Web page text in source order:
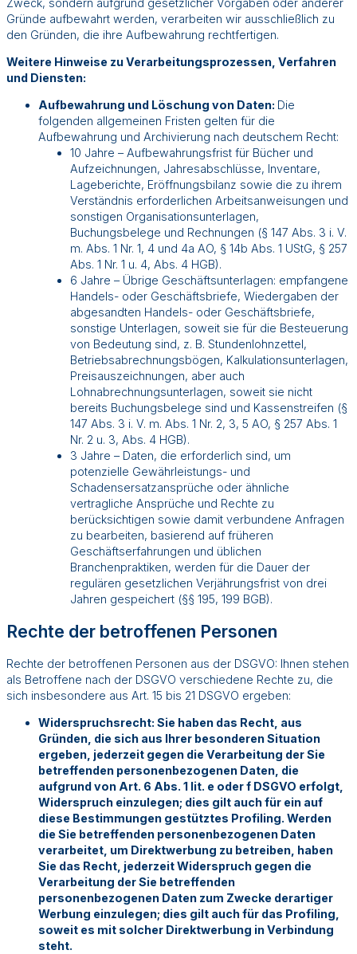
Gründe aufbewahrt werden, verarbeiten wir ausschließlich zu
den Gründen, die ihre Aufbewahrung rechtfertigen.
Weitere Hinweise zu Verarbeitungsprozessen, Verfahren
und Diensten:
Aufbewahrung und Löschung von Daten: Die
folgenden allgemeinen Fristen gelten für die
Aufbewahrung und Archivierung nach deutschem Recht:
10 Jahre – Aufbewahrungsfrist für Bücher und
Aufzeichnungen, Jahresabschlüsse, Inventare,
Lageberichte, Eröffnungsbilanz sowie die zu ihrem
Verständnis erforderlichen Arbeitsanweisungen und
sonstigen Organisationsunterlagen,
Buchungsbelege und Rechnungen (§ 147 Abs. 3 i. V.
m. Abs. 1 Nr. 1, 4 und 4a AO, § 14b Abs. 1 UStG, § 257
Abs. 1 Nr. 1 u. 4, Abs. 4 HGB).
6 Jahre – Übrige Geschäftsunterlagen: empfangene
Handels- oder Geschäftsbriefe, Wiedergaben der
abgesandten Handels- oder Geschäftsbriefe,
sonstige Unterlagen, soweit sie für die Besteuerung
von Bedeutung sind, z. B. Stundenlohnzettel,
Betriebsabrechnungsbögen, Kalkulationsunterlagen,
Preisauszeichnungen, aber auch
Lohnabrechnungsunterlagen, soweit sie nicht
bereits Buchungsbelege sind und Kassenstreifen (§
147 Abs. 3 i. V. m. Abs. 1 Nr. 2, 3, 5 AO, § 257 Abs. 1
Nr. 2 u. 3, Abs. 4 HGB).
3 Jahre – Daten, die erforderlich sind, um
potenzielle Gewährleistungs- und
Schadensersatzansprüche oder ähnliche
vertragliche Ansprüche und Rechte zu
berücksichtigen sowie damit verbundene Anfragen
zu bearbeiten, basierend auf früheren
Geschäftserfahrungen und üblichen
Branchenpraktiken, werden für die Dauer der
regulären gesetzlichen Verjährungsfrist von drei
Jahren gespeichert (§§ 195, 199 BGB).
Rechte der betroffenen Personen
Rechte der betroffenen Personen aus der DSGVO: Ihnen stehen
als Betroffene nach der DSGVO verschiedene Rechte zu, die
sich insbesondere aus Art. 15 bis 21 DSGVO ergeben:
Widerspruchsrecht: Sie haben das Recht, aus
Gründen, die sich aus Ihrer besonderen Situation
ergeben, jederzeit gegen die Verarbeitung der Sie
betreffenden personenbezogenen Daten, die
aufgrund von Art. 6 Abs. 1 lit. e oder f DSGVO erfolgt,
Widerspruch einzulegen; dies gilt auch für ein auf
diese Bestimmungen gestütztes Profiling. Werden
die Sie betreffenden personenbezogenen Daten
verarbeitet, um Direktwerbung zu betreiben, haben
Sie das Recht, jederzeit Widerspruch gegen die
Verarbeitung der Sie betreffenden
personenbezogenen Daten zum Zwecke derartiger
Werbung einzulegen; dies gilt auch für das Profiling,
soweit es mit solcher Direktwerbung in Verbindung
steht.